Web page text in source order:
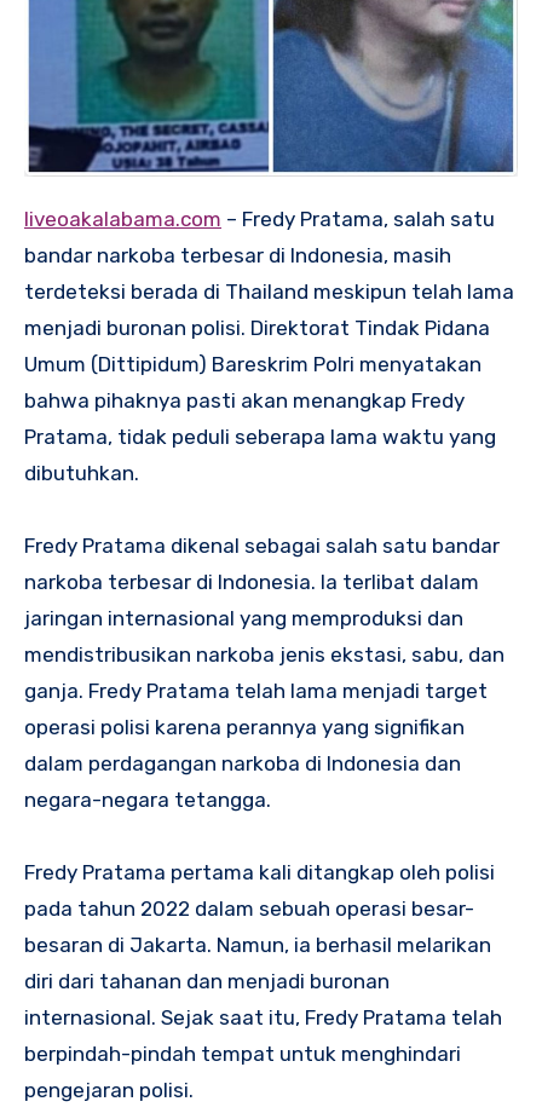
liveoakalabama.com – Fredy Pratama, salah satu
bandar narkoba terbesar di Indonesia, masih
terdeteksi berada di Thailand meskipun telah lama
menjadi buronan polisi. Direktorat Tindak Pidana
Umum (Dittipidum) Bareskrim Polri menyatakan
bahwa pihaknya pasti akan menangkap Fredy
Pratama, tidak peduli seberapa lama waktu yang
dibutuhkan.
Fredy Pratama dikenal sebagai salah satu bandar
narkoba terbesar di Indonesia. Ia terlibat dalam
jaringan internasional yang memproduksi dan
mendistribusikan narkoba jenis ekstasi, sabu, dan
ganja. Fredy Pratama telah lama menjadi target
operasi polisi karena perannya yang signifikan
dalam perdagangan narkoba di Indonesia dan
negara-negara tetangga.
Fredy Pratama pertama kali ditangkap oleh polisi
pada tahun 2022 dalam sebuah operasi besar-
besaran di Jakarta. Namun, ia berhasil melarikan
diri dari tahanan dan menjadi buronan
internasional. Sejak saat itu, Fredy Pratama telah
berpindah-pindah tempat untuk menghindari
pengejaran polisi.